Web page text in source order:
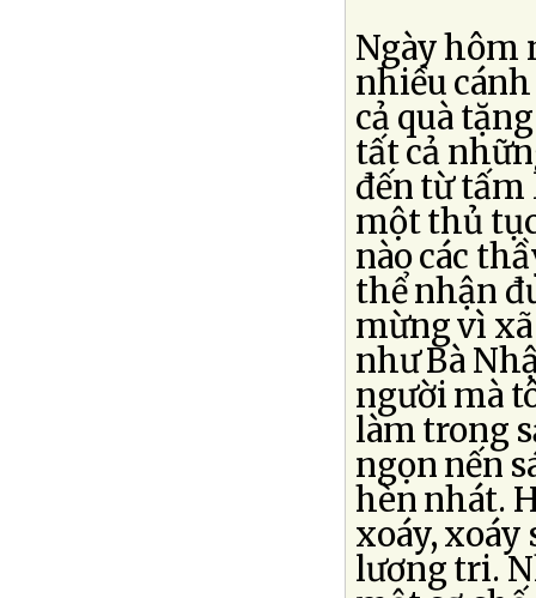
Ngày hôm
nhiều
cả quà
tất cả
đến từ tấm
một thủ
nào các
thể nhận
mừng vì
như Bà
người mà
làm trong
ngọn nến
hèn nhát.
xoáy, xoáy
lương tri.